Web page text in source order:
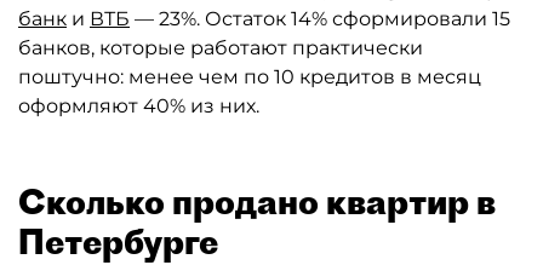
банк и ВТБ — 23%. Остаток 14% сформировали 15
банков, которые работают практически
поштучно: менее чем по 10 кредитов в месяц
оформляют 40% из них.
Сколько продано квартир в
Петербурге